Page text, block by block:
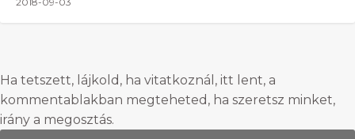
Ha tetszett, lájkold, ha vitatkoznál, itt lent, a
kommentablakban megteheted, ha szeretsz minket,
irány a megosztás.